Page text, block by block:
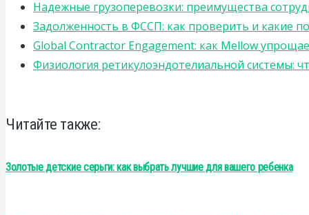
Надежные грузоперевозки: преимущества
Задолженность в ФССП: как проверить и какие
Global Contractor Engagement: как Mellow
Физиология ретикулоэндотелиальной системы:
Читайте также:
Золотые детские серьги: как выбрать лучшие для вашего ребенка